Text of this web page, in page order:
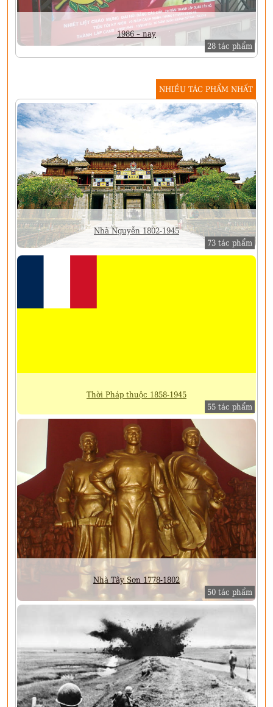
1986 – nay
28 tác phẩm
NHIỀU TÁC PHẨM NHẤT
Nhà Nguyễn 1802-1945
73 tác phẩm
Thời Pháp thuộc 1858-1945
55 tác phẩm
Nhà Tây Sơn 1778-1802
50 tác phẩm